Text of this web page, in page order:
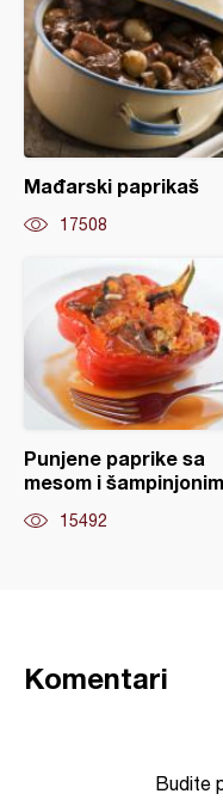
Mađarski paprikaš
17508
Punjene paprike sa
mesom i
15492
Komentari
Budite